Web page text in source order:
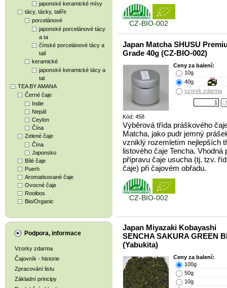
japonské keramické mísy
tácy, tácky, talíře
porcelánové
japonské porcelánové tácy
a ta
čínské porcelánové tácy a
talí
keramické
japonské keramické tácy a
tal
TEA BY AMANA
Černé čaje
Indie
Nepál
Ceylon
Čína
Zelené čaje
Čína
Japonsko
Bílé čaje
Puerh
Aromatisované čaje
Ovocné čaje
Rooibos
Bio/Organic
Podpora, informace
Vzorky zdarma
Čajovník - historie
Zpracování listu
Základní principy
CZ-BIO-002
Japan Matcha SHUSU
Grade 40g (CZ-BIO-002)
Kód: 458
Ceny za balení:
10g
40g
vzorek zdarma
Výběrová třída práškového
Matcha, jako pudr jemný
vzniklý rozemletím nejlepších
listového čaje Tencha. Vhodná
přípravu čaje usucha (tj. tzv.
čaje) při čajovém obřadu.
CZ-BIO-002
Japan Miyazaki Kobayashi
SENCHA SAKURA GREEN
(Yabukita)
Ceny za balení:
100g
50g
10g